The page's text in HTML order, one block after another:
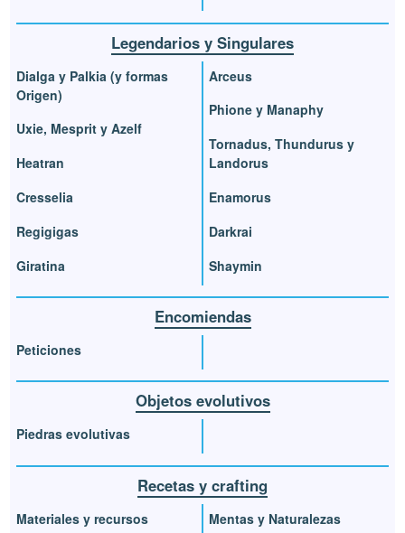
Legendarios y Singulares
Dialga y Palkia (y formas
Origen)
Uxie, Mesprit y Azelf
Heatran
Cresselia
Regigigas
Giratina
Arceus
Phione y Manaphy
Tornadus, Thundurus y
Landorus
Enamorus
Darkrai
Shaymin
Encomiendas
Peticiones
Objetos evolutivos
Piedras evolutivas
Recetas y crafting
Materiales y recursos
Mentas y Naturalezas